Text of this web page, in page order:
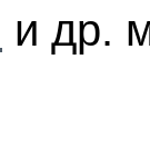
и др.